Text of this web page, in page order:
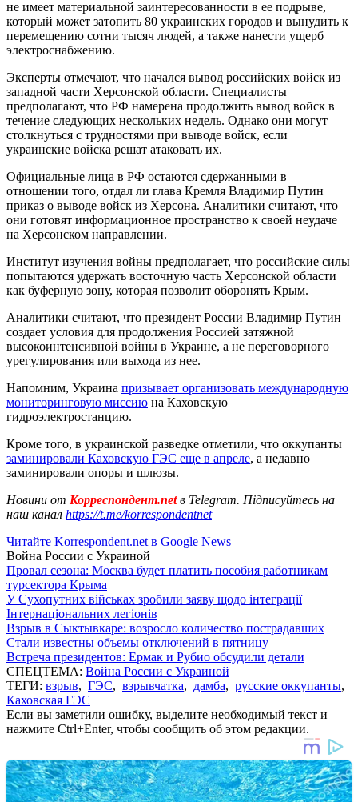
не имеет материальной заинтересованности в ее подрыве,
который может затопить 80 украинских городов и вынудить к
перемещению сотни тысяч людей, а также нанести ущерб
электроснабжению.
Эксперты отмечают, что начался вывод российских войск из
западной части Херсонской области. Специалисты
предполагают, что РФ намерена продолжить вывод войск в
течение следующих нескольких недель. Однако они могут
столкнуться с трудностями при выводе войск, если
украинские войска решат атаковать их.
Официальные лица в РФ остаются сдержанными в
отношении того, отдал ли глава Кремля Владимир Путин
приказ о выводе войск из Херсона. Аналитики считают, что
они готовят информационное пространство к своей неудаче
на Херсонском направлении.
Институт изучения войны предполагает, что российские силы
попытаются удержать восточную часть Херсонской области
как буферную зону, которая позволит оборонять Крым.
Аналитики считают, что президент России Владимир Путин
создает условия для продолжения Россией затяжной
высокоинтенсивной войны в Украине, а не переговорного
урегулирования или выхода из нее.
Напомним, Украина призывает организовать международную
мониторинговую миссию на Каховскую
гидроэлектростанцию.
Кроме того, в украинской разведке отметили, что оккупанты
заминировали Каховскую ГЭС еще в апреле, а недавно
заминировали опоры и шлюзы.
Новини от Корреспондент.netв Telegram. Підписуйтесь на
наш канал https://t.me/korrespondentnet
Читайте Korrespondent.net в Google News
Война России с Украиной
Провал сезона: Москва будет платить пособия работникам
турсектора Крыма
У Сухопутних військах зробили заяву щодо інтеграції
Інтернаціональних легіонів
Взрыв в Сыктывкаре: возросло количество пострадавших
Стали известны объемы отключений в пятницу
Встреча президентов: Ермак и Рубио обсудили детали
СПЕЦТЕМА: Война России с Украиной
ТЕГИ: взрыв, ГЭС, взрывчатка, дамба, русские оккупанты,
Каховская ГЭС
Если вы заметили ошибку, выделите необходимый текст и
нажмите Ctrl+Enter, чтобы сообщить об этом редакции.